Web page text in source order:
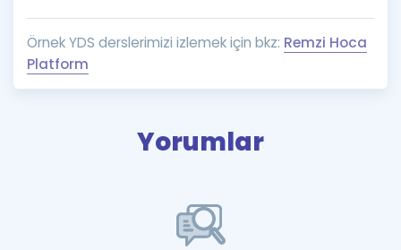
ÖSYM Sınav Takvimi
Kampanyalar
İngilizce Gramer
Örnek YDS derslerimizi izlemek için bkz: Remzi Hoca
Platform
Yorumlar